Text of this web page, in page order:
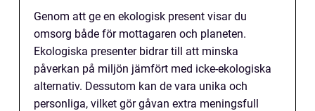
Genom att ge en ekologisk present visar du
omsorg både för mottagaren och planeten.
Ekologiska presenter bidrar till att minska
påverkan på miljön jämfört med icke-ekologiska
alternativ. Dessutom kan de vara unika och
personliga, vilket gör gåvan extra meningsfull